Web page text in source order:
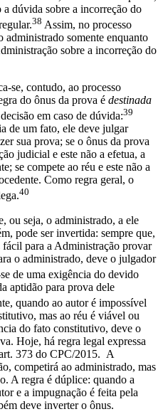
dúvida sobre a incorreção do
38 Assim, no processo
administrado somente enquanto
sobre a incorreção do
se, contudo, ao processo
do ônus da prova é destinada
em caso de dúvida:39
de um fato, ele deve julgar
sua prova; se o ônus da prova
judicial e este não a efetua, a
se compete ao réu e este não a
Como regra geral, o
40
ou seja, o administrado, a ele
pode ser invertida: sempre que,
para a Administração provar
o administrado, deve o julgador
de uma exigência do devido
aptidão para prova dele
quando ao autor é impossível
mas ao réu é viável ou
do fato constitutivo, deve o
Hoje, há regra legal expressa
373 do CPC/2015. A
competirá ao administrado, mas
A regra é dúplice: quando a
e a impugnação é feita pela
deve inverter o ônus.